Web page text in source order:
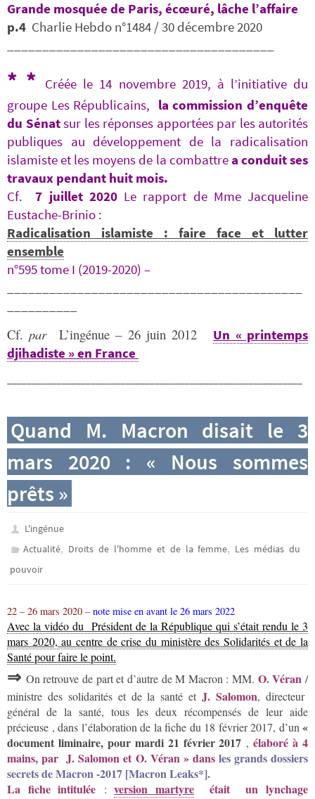
Grande mosquée de Paris, écœuré, lâche l’affaire
p.4 Charlie Hebdo n°1484 / 30 décembre 2020
* * Créée le 14 novembre 2019, à l’initiative du
groupe Les Républicains, la commission d’enquête
du Sénatsur les réponses apportées par les autorités
publiques au développement de la radicalisation
islamiste et les moyens de la combattre a conduit ses
travaux pendant huit mois.
Cf.7 juillet 2020 Le rapport de Mme Jacqueline
Eustache-Brinio :
Radicalisation islamiste : faire face et lutter
ensemble
n°595tome I (2019-2020) –
Cf.par L’ingénue – 26 juin 2012
Un « printemps
djihadiste » en France
Quand M. Macron disait le 3
mars 2020 : « Nous sommes
prêts »
L'ingénue
Actualité, Droits de l'homme et de la femme, Les médias du
pouvoir
22 – 26 mars 2020 –note mise en avant le 26 mars 2022
Avec la vidéo du Président de la République qui s’était rendu le 3
mars 2020, au centre de crise du ministère des Solidarités et de la
Santé pour faire le point.
⇒ On retrouve de part et d’autre de M Macron : MM. O. Véran/
ministre des solidarités et de la santé etJ. Salomon, directeur
général de la santé, tous les deux récompensés de leur aide
précieuse , dans l’élaboration de la fiche du 18 février 2017, d’un «
document liminaire, pour mardi 21 février 2017 ,élaboré à 4
mains, par J. Salomon et O. Véran »dans les grands dossiers
secrets de Macron -2017 [Macron Leaks*].
La fiche intitulée :version martyre était unlynchage